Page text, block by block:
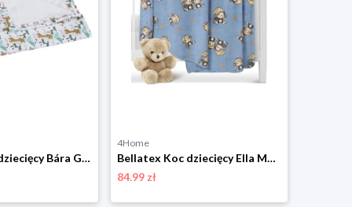
Bellatex Koc dziecięcy Bára Giraffe biały, 75 x 100 cm
4Home
Bellatex Koc dziecięcy Ella Monkey niebieski, 100 x 150 cm
84.99 zł